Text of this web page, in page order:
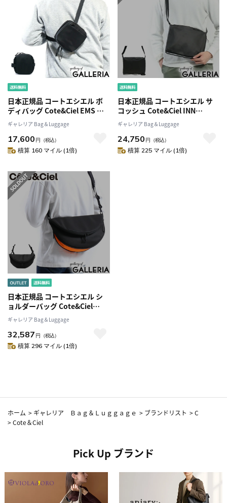
日本正規品 コートエシエル ボ
ディバッグ Cote&Ciel EMS ワ
ンショルダー BALLISTIC
BLACK斜めがけ メンズ レディ
ース CC-28767
ギャレリア Bag＆Luggage
17,600 円 （税込）
積算 160 マイル (1倍)
日本正規品 コートエシエル サ
コッシュ Cote&Ciel INN
MEDIUM ショルダーバッグ
COATEDCANVAS 斜めがけ メン
ズ レディース CC-28763
ギャレリア Bag＆Luggage
24,750 円 （税込）
積算 225 マイル (1倍)
日本正規品 コートエシエル シ
ョルダーバッグ Cote&Ciel
SLEEK NYLON HALA S ADDA
斜めがけ小さめ ファスナー付き
マチ拡張 ボディバッグ メンズ
レディース
ギャレリア Bag＆Luggage
32,587 円 （税込）
積算 296 マイル (1倍)
ホーム > ギャレリア Ｂａｇ＆Ｌｕｇｇａｇｅ > ブランドリスト >C
>Cote＆Ciel
Pick Up ブランド